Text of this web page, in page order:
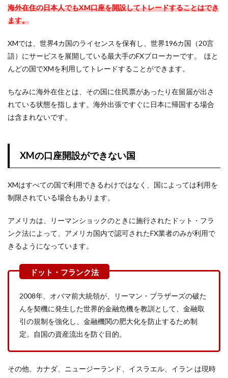
海外在住の日本人でもXM口座を開設してトレードすることはでき
ます。
XMでは、世界4カ国のライセンスを保有し、世界196カ国（20言
語）にサービスを展開している最大手のFXブローカーです。 ほと
んどの国でXMを利用してトレードすることができます。
ちなみに海外在住とは、その国に住民票があったり在留届が出さ
れている状態を指します。海外出張ですぐに日本に帰国する場合
は含まれないです。
XMの口座開設ができない国
XMはすべての国で利用できるわけではなく、国によっては利用を
制限されている場合もあります。
アメリカは、リーマンショックのときに施行されたドット・フラ
ンク法によって、アメリカ国内で認可されたFX業者のみが利用で
きるようになっています。
2008年、オバマ前大統領が、リーマン・ブラザーズの破た
んを契機に発生した世界的金融危機を教訓として、金融取
引の規制を強化し、金融機関の肥大化を防止するため制
定。自国の資産流出を防ぐ目的。
その他、カナダ、ニュージーランド、イスラエル、イラン は現時